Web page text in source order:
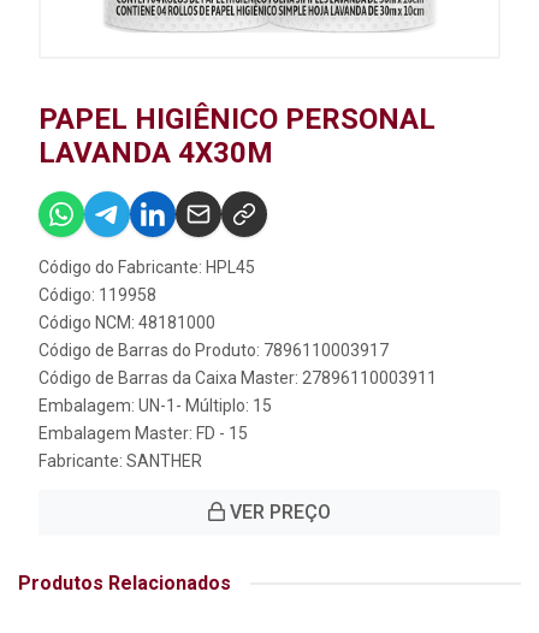
PAPEL HIGIÊNICO PERSONAL
LAVANDA 4X30M
Código do Fabricante: HPL45
Código: 119958
Código NCM: 48181000
Código de Barras do Produto: 7896110003917
Código de Barras da Caixa Master: 27896110003911
Embalagem: UN-1- Múltiplo: 15
Embalagem Master: FD - 15
Fabricante: SANTHER
VER PREÇO
Produtos Relacionados